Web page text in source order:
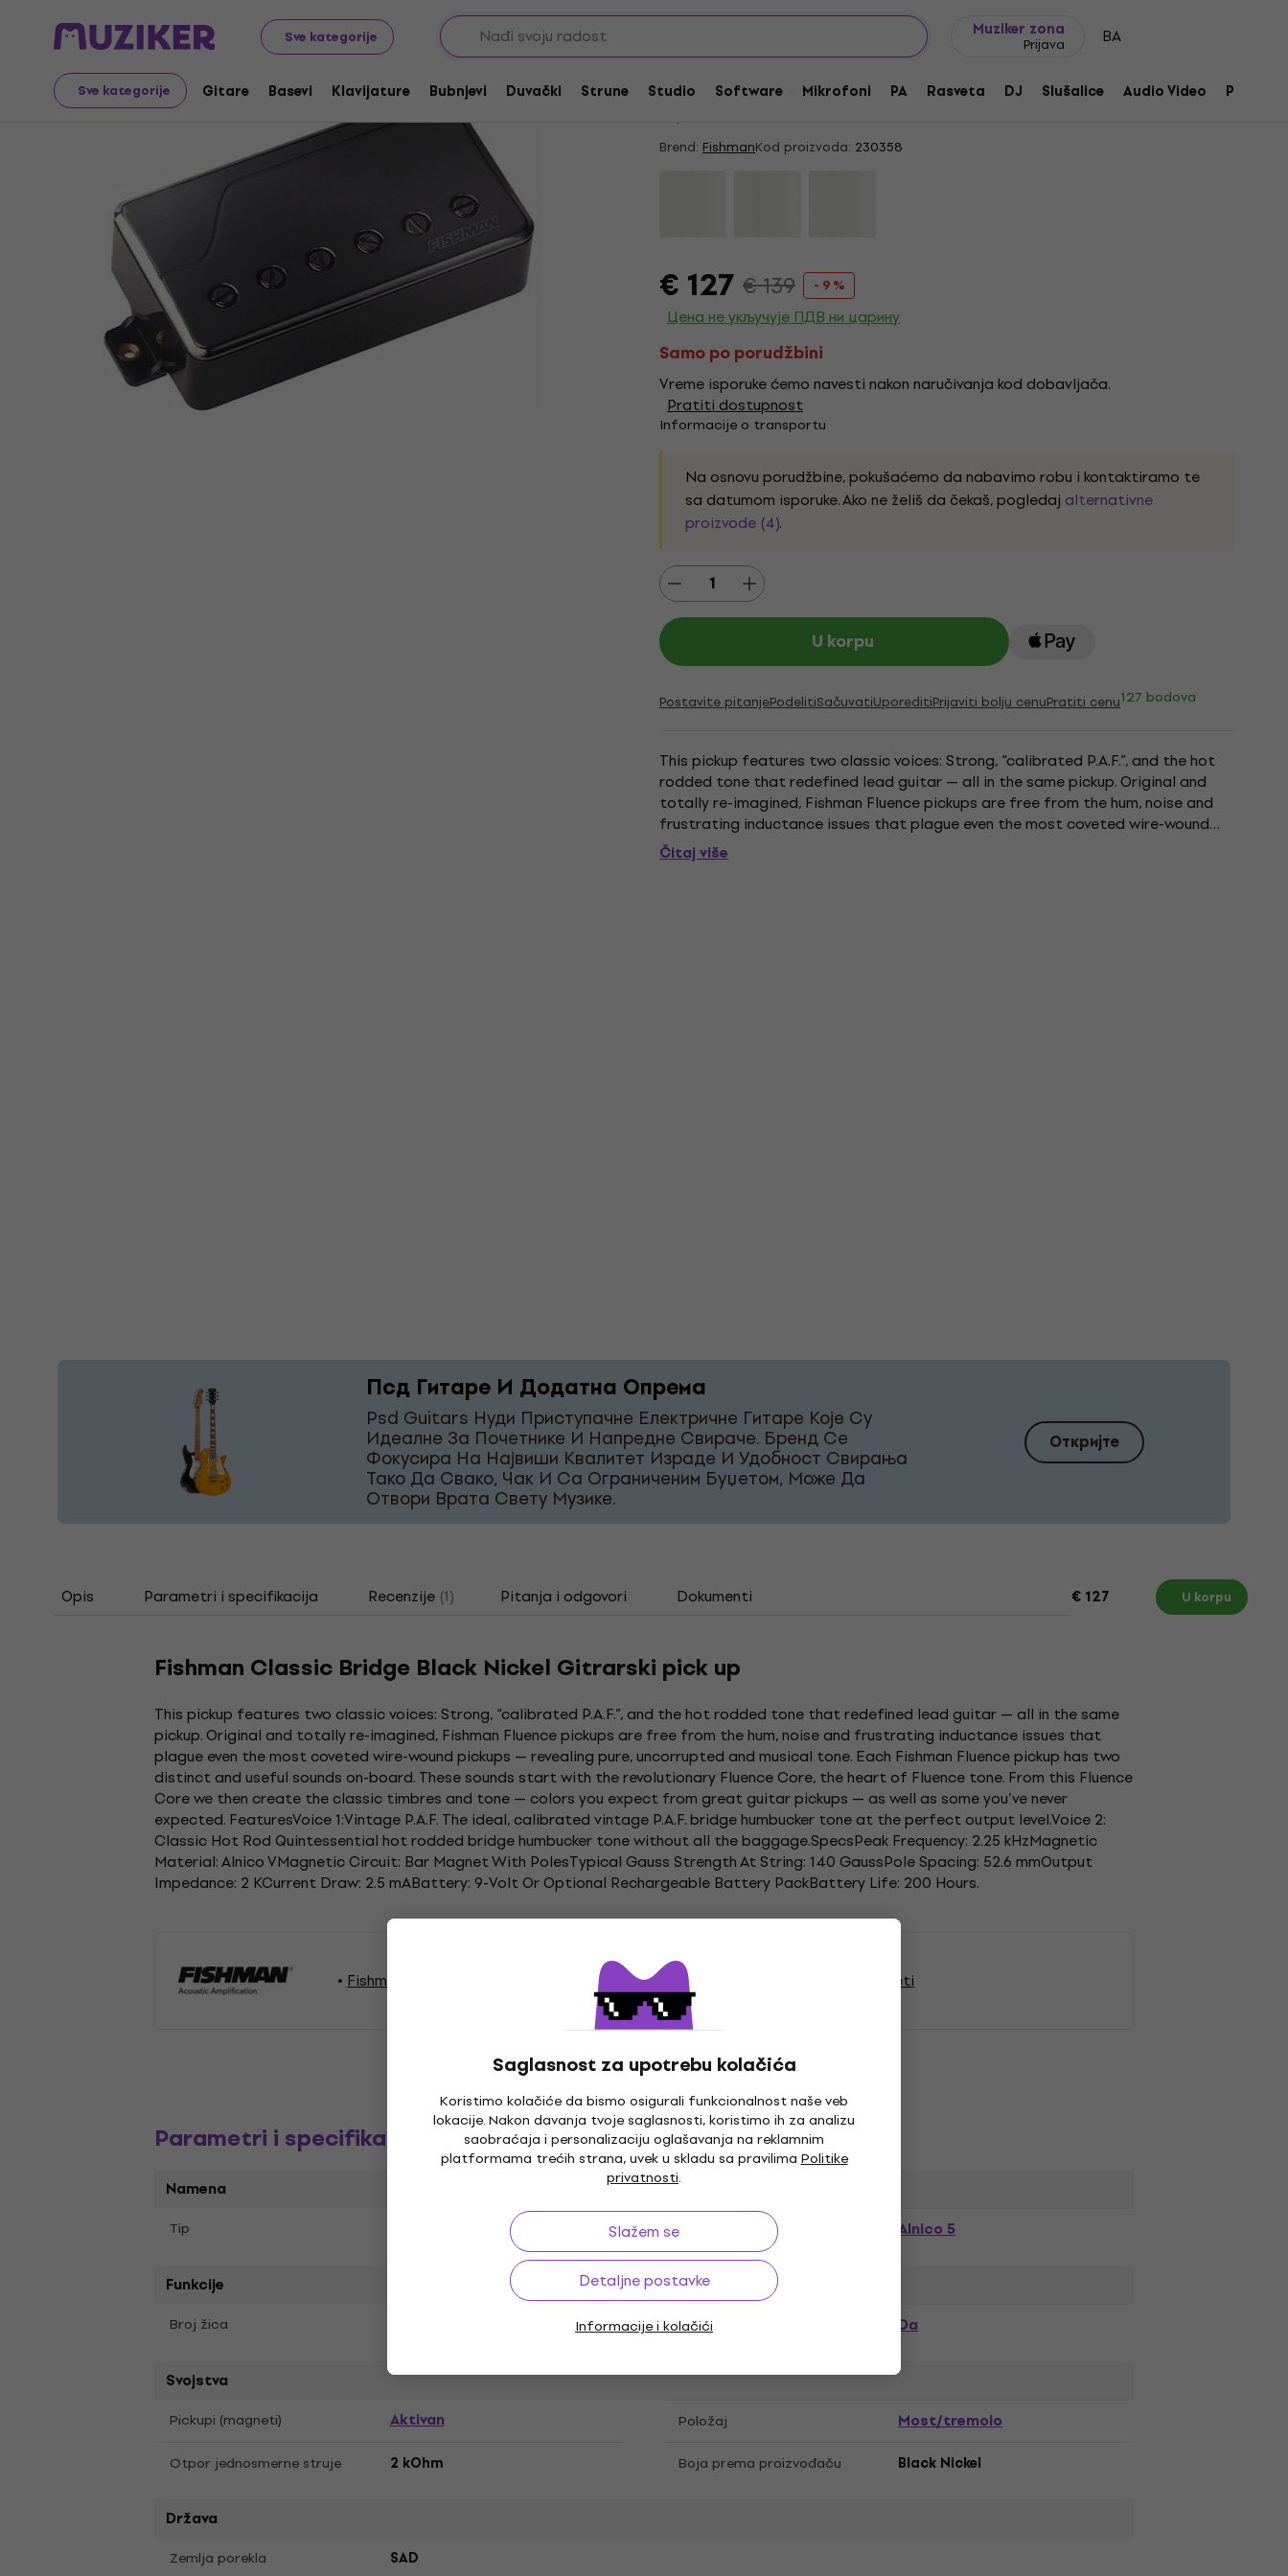
Sve kategorije
Muziker zona
Prijava BA
Sve kategorije Gitare Basevi Klavijature Bubnjevi Duvački Strune Studio Software Mikrofoni PA Rasveta DJ Slušalice Audio Video Pribor
Saglasnost za upotrebu kolačića
Koristimo kolačiće da bismo osigurali funkcionalnost naše veb
lokacije. Nakon davanja tvoje saglasnosti, koristimo ih za analizu
saobraćaja i personalizaciju oglašavanja na reklamnim
platformama trećih strana, uvek u skladu sa pravilimaPolitike
privatnosti.
Slažem se
Detaljne postavke
Informacije i kolačići
Muzički instrumenti Gitare Gitarski magneti
Humbucker magneti
Akcija
Fishman Classic Bridge Black Nickel Gitrarski pick up
Brend: FishmanKod proizvoda: 230358
€ 127 € 139 - 9 %
Цена не укључује ПДВ ни царину
Samo po porudžbini
Vreme isporuke ćemo navesti nakon naručivanja kod dobavljača.
Pratiti dostupnost
Informacije o transportu
Na osnovu porudžbine, pokušaćemo da nabavimo robu i kontaktiramo te
sa datumom isporuke. Ako ne želiš da čekaš, pogledaj alternativne
proizvode (4).
U korpu
Postavite pitanjePodelitiSačuvatiUporeditiPrijaviti bolju cenuPratiti cenu127 bodova
This pickup features two classic voices: Strong, “calibrated P.A.F.”, and the hot
rodded tone that redefined lead guitar — all in the same pickup. Original and
totally re-imagined, Fishman Fluence pickups are free from the hum, noise and
frustrating inductance issues that plague even the most coveted wire-wound
pickups — revealing pure,...
Čitaj više
Псд Гитаре И Додатна Опрема
Psd Guitars Нуди Приступачне Електричне Гитаре Које Су
Идеалне За Почетнике И Напредне Свираче. Бренд Се
Фокусира На Највиши Квалитет Израде И Удобност Свирања
Тако Да Свако, Чак И Са Ограниченим Буџетом, Може Да
Отвори Врата Свету Музике.
Откријте
Opis Parametri i specifikacija Recenzije (1) Pitanja i odgovori Dokumenti € 127 U korpu
Fishman Classic Bridge Black Nickel Gitrarski pick up
This pickup features two classic voices: Strong, “calibrated P.A.F.”, and the hot rodded tone that redefined lead guitar — all in the same
pickup. Original and totally re-imagined, Fishman Fluence pickups are free from the hum, noise and frustrating inductance issues that
plague even the most coveted wire-wound pickups — revealing pure, uncorrupted and musical tone. Each Fishman Fluence pickup has two
distinct and useful sounds on-board. These sounds start with the revolutionary Fluence Core, the heart of Fluence tone. From this Fluence
Core we then create the classic timbres and tone — colors you expect from great guitar pickups — as well as some you’ve never
expected. FeaturesVoice 1:Vintage P.A.F. The ideal, calibrated vintage P.A.F. bridge humbucker tone at the perfect output level.Voice 2:
Classic Hot Rod Quintessential hot rodded bridge humbucker tone without all the baggage.SpecsPeak Frequency: 2.25 kHzMagnetic
Material: Alnico VMagnetic Circuit: Bar Magnet With PolesTypical Gauss Strength At String: 140 GaussPole Spacing: 52.6 mmOutput
Impedance: 2 KCurrent Draw: 2.5 mABattery: 9-Volt Or Optional Rechargeable Battery PackBattery Life: 200 Hours.
Fishman Gitare Fishman Gitarski magneti Fishman Humbucker magneti
Parametri i specifikacija
Namena
Tip Vrsta magneta Alnico 5
Funkcije
Broj žica Spajanje žicom Da
Svojstva
Pickupi (magneti) Aktivan Položaj Most/tremolo
Otpor jednosmerne struje 2 kOhm Boja prema proizvođaču Black Nickel
Država
Zemlja porekla SAD